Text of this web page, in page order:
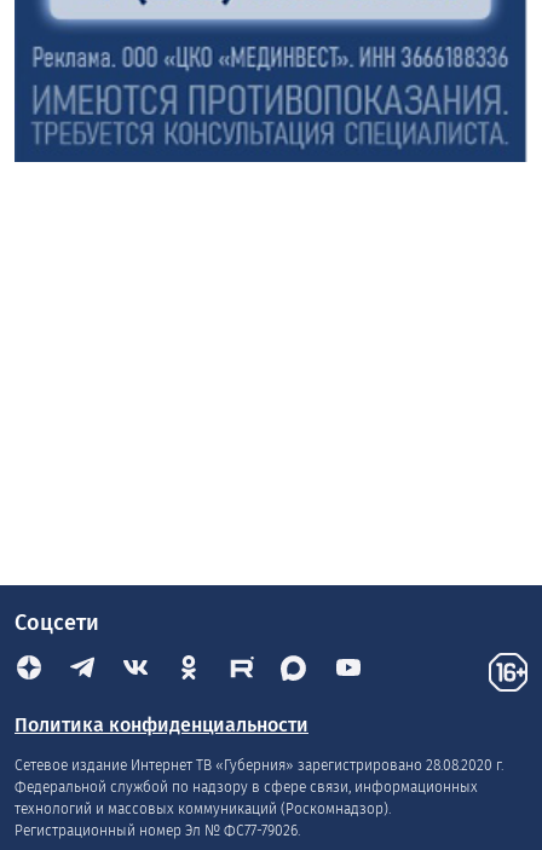
Соцсети
Политика конфиденциальности
Сетевое издание Интернет ТВ «Губерния» зарегистрировано 28.08.2020 г.
Федеральной службой по надзору в сфере связи, информационных
технологий и массовых коммуникаций (Роскомнадзор).
Регистрационный номер Эл № ФС77-79026.